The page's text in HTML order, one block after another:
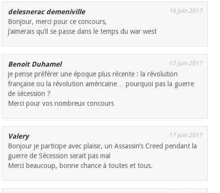
delesnerac demeniville 16 juin 2017
Bonjour, merci pour ce concours,
j’aimerais qu’il se passe dans le temps du war west
Benoit Duhamel 17 juin 2017
je pense préférer une époque plus récente : la révolution
française ou la révolution américaine… pourquoi pas la guerre
de sécession ?
Merci pour vos nombreux concours
Valery 17 juin 2017
Bonjour je participe avec plaisir, un Assassin’s Creed pendant la
guerre de Sécession serait pas mal
Merci beaucoup, bonne chance à toutes et tous.